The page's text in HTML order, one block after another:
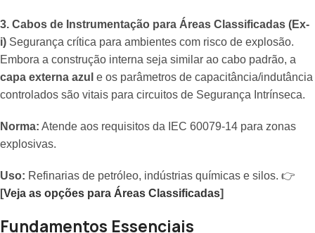
3. Cabos de Instrumentação para Áreas Classificadas (Ex-
i) Segurança crítica para ambientes com risco de explosão.
Embora a construção interna seja similar ao cabo padrão, a
capa externa azul e os parâmetros de capacitância/indutância
controlados são vitais para circuitos de Segurança Intrínseca.
Norma: Atende aos requisitos da IEC 60079-14 para zonas
explosivas.
Uso: Refinarias de petróleo, indústrias químicas e silos. 👉
[Veja as opções para Áreas Classificadas]
Fundamentos Essenciais